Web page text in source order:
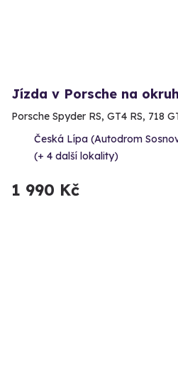
Jízda v Porsche na
Porsche Spyder RS, GT4 RS, 718
Česká Lípa (Autodrom
(+ 4 další lokality)
1 990 Kč